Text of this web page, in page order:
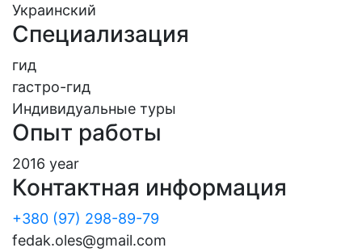
Украинский
Специализация
гид
гастро-гид
Индивидуальные туры
Опыт работы
2016 year
Контактная информация
+380 (97) 298-89-79
fedak.oles@gmail.com